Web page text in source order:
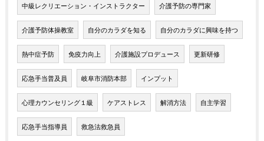
中級レクリエーション・インストラクター 介護予防の専門家
介護予防体操教室 自分のカラダを知る 自分のカラダに興味を持つ
熱中症予防 免疫力向上 介護施設プロデュース 更新研修
応急手当普及員 岐阜市消防本部 インプット
心理カウンセリング１級 ケアストレス 解消方法 自主学習
応急手当指導員 救急法救急員